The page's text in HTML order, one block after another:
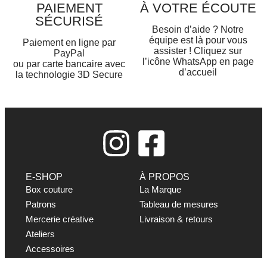
PAIEMENT
SÉCURISÉ
Paiement en ligne par
PayPal
ou par carte bancaire avec
la technologie 3D Secure
À VOTRE ÉCOUTE
Besoin d’aide ? Notre
équipe est là pour vous
assister ! Cliquez sur
l’icône WhatsApp en page
d’accueil
E-SHOP
Box couture
Patrons
Mercerie créative
Ateliers
Accessoires
À PROPOS
La Marque
Tableau de mesures
Livraison & retours